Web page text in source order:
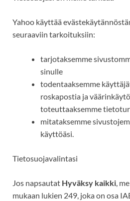
Yahoo käyttää
seuraaviin tarkoituksiin:
tarjotaksemme
sinulle
todentaaksemme
roskapostia ja
toteuttaaksemme
mitataksemme
käyttöäsi.
Tietosuojavalintasi
Jos napsautat Hyväksy kaikki,
mukaan lukien 249, joka on osa